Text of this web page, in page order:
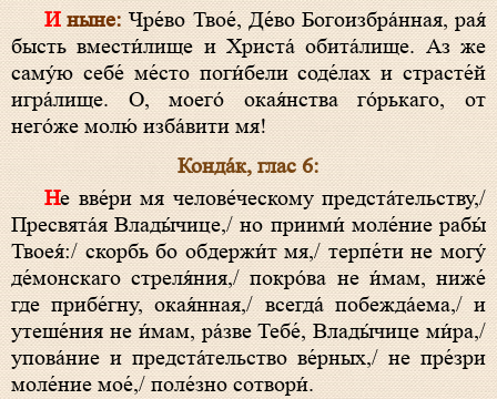
И ныне: Чре́во Твое́, Де́во Богоизбра́нная, рая́
бысть вмести́лище и Христа́ обита́лище. Аз же
саму́ю себе́ ме́сто поги́бели соде́лах и страсте́й
игра́лище. О, моего́ окая́нства го́рькаго, от
него́же молю́ изба́вити мя!
Конда́к, глас 6:
Не вве́ри мя челове́ческому предста́тельству,/
Пресвята́я Влады́чице,/ но приими́ моле́ние рабы́
Твоея́:/ скорбь бо обдержи́т мя,/ терпе́ти не могу́
де́монскаго стреля́ния,/ покро́ва не и́мам, ниже́
где прибе́гну, окая́нная,/ всегда́ побежда́ема,/ и
утеше́ния не и́мам, ра́зве Тебе́, Влады́чице ми́ра,/
упова́ние и предста́тельство ве́рных,/ не пре́зри
моле́ние мое́,/ поле́зно сотвори́.